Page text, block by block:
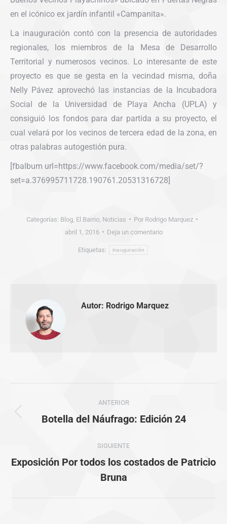
en el icónico ex jardín infantil «Campanita».
La inauguración contó con la presencia de autoridades
regionales, los miembros de la Mesa de Desarrollo
Territorial y numerosos vecinos. Lo interesante de este
proyecto es que se gesta en la vecindad misma, doña
Nelly Pávez aprovechó las instancias de la Incubadora
Social de la Universidad de Playa Ancha (UPLA) y
consiguió los fondos para dar partida a su proyecto, el
cual velará por los vecinos de tercera edad de la zona, en
otras palabras autogestión pura.
[fbalbum url=https://www.facebook.com/media/set/?
set=a.376995711728.190761.20531316728]
Categorías: Blog El Barrio Noticias Por Rodrigo Marquez
abril 1, 2016
Deja un comentario
Etiquetas: inauguración
Autor: Rodrigo Marquez
entre
publicaciones
ANTERIOR
Publicación
Botella del Náufrago: Edición 24
SIGUIENTE
Publicación
siguiente:
Exposición Por todos los costados de Patricio
Bruna